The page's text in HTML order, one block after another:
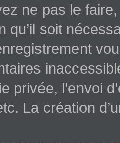
ne pas le
qu’il soit
privée, l’envoi
La création